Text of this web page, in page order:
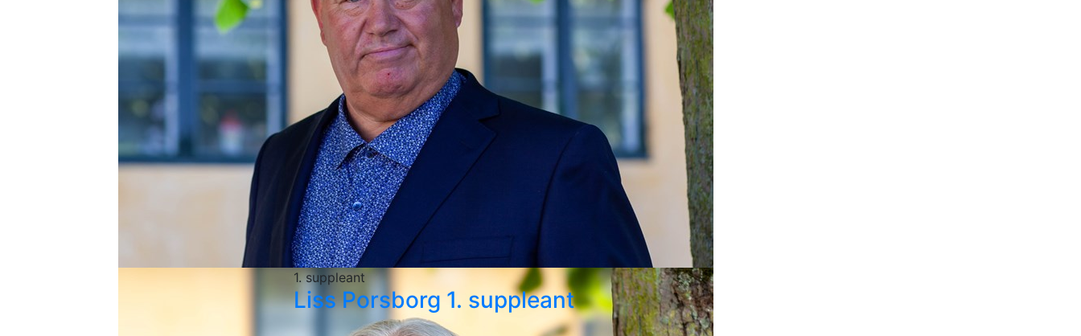
1. suppleant
Liss Porsborg 1. suppleant